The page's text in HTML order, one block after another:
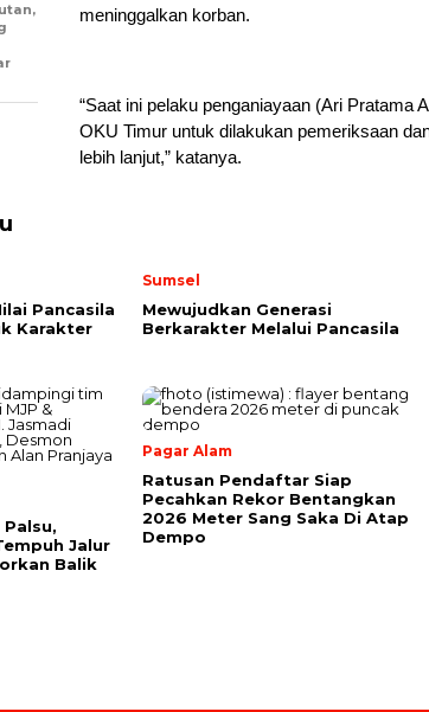
meninggalkan korban.
“Saat ini pelaku penganiayaan (Ari Pratama
OKU Timur untuk dilakukan pemeriksaan
lebih lanjut,” katanya.
Pancasila
Karakter
Sumsel
Mewujudkan Generasi
Berkarakter Melalui Pancasila
Jalur
Balik
Pagar Alam
Ratusan Pendaftar Siap
Pecahkan Rekor Bentangkan
2026 Meter Sang Saka Di Atap
Dempo